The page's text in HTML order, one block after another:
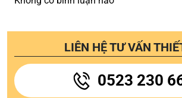
LIÊN HỆ TƯ VẤN
0523 230